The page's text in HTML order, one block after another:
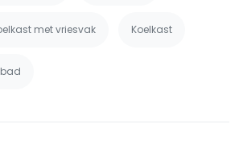
met vriesvak Koelkast